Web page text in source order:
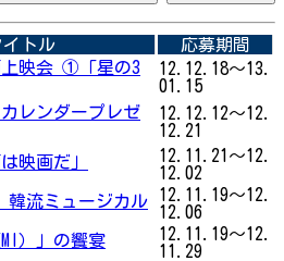
イトル
応募期間
映会 ①「星の3
12.12.18～13.
01.15
レンダープレゼ
12.12.12～12.
12.21
映画だ」
12.11.21～12.
12.02
流ミュージカル
12.11.19～12.
12.06
）」の饗宴
12.11.19～12.
11.29